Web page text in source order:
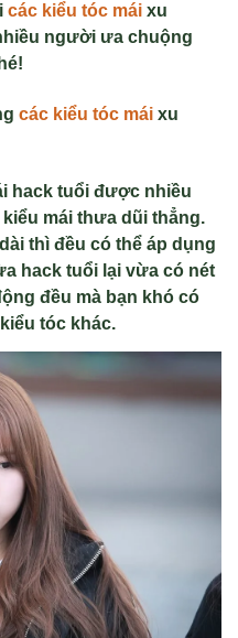
i các kiểu tóc mái xu
ều người ưa chuộng
các kiểu tóc mái xu
hack tuổi được nhiều
mái thưa dũi thẳng.
thì đều có thể áp dụng
hack tuổi lại vừa có nét
đều mà bạn khó có
tóc khác.